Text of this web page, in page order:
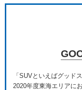
「SUVといえばグッド
2020年度東海エリアに